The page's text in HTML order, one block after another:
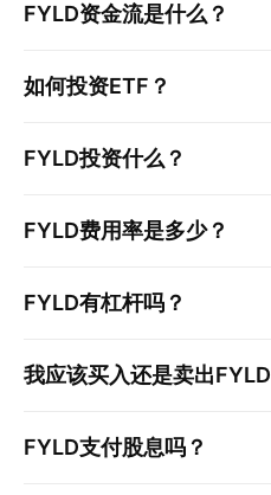
FYLD资金流是什么？
如何投资ETF？
FYLD投资什么？
FYLD费用率是多少？
FYLD有杠杆吗？
我应该买入还是卖出FYLD
FYLD支付股息吗？